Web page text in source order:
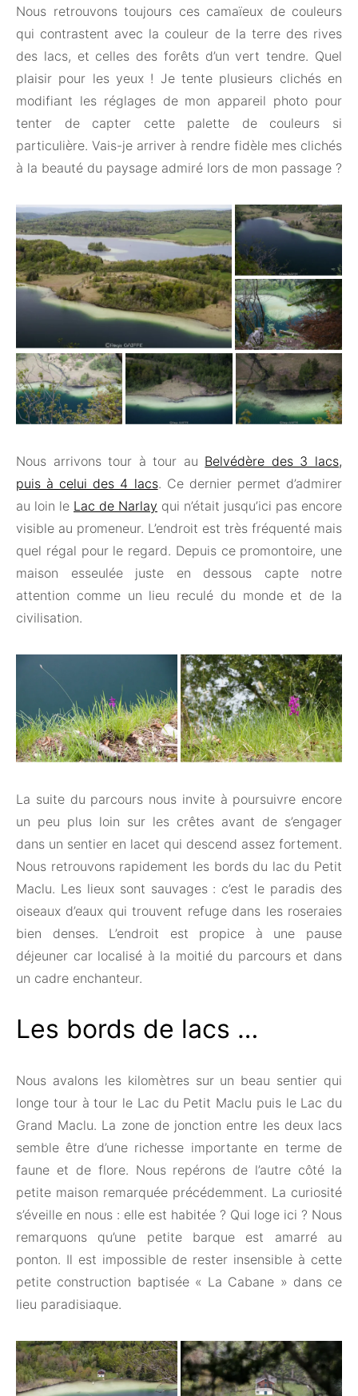
Nous retrouvons toujours ces camaïeux de couleurs
qui contrastent avec la couleur de la terre des rives
des lacs, et celles des forêts d’un vert tendre. Quel
plaisir pour les yeux ! Je tente plusieurs clichés en
modifiant les réglages de mon appareil photo pour
tenter de capter cette palette de couleurs si
particulière. Vais-je arriver à rendre fidèle mes clichés
à la beauté du paysage admiré lors de mon passage ?
Nous arrivons tour à tour au Belvédère des 3 lacs,
puis à celui des 4 lacs. Ce dernier permet d’admirer
au loin le Lac de Narlay qui n’était jusqu’ici pas encore
visible au promeneur. L’endroit est très fréquenté mais
quel régal pour le regard. Depuis ce promontoire, une
maison esseulée juste en dessous capte notre
attention comme un lieu reculé du monde et de la
civilisation.
La suite du parcours nous invite à poursuivre encore
un peu plus loin sur les crêtes avant de s’engager
dans un sentier en lacet qui descend assez fortement.
Nous retrouvons rapidement les bords du lac du Petit
Maclu. Les lieux sont sauvages : c’est le paradis des
oiseaux d’eaux qui trouvent refuge dans les roseraies
bien denses. L’endroit est propice à une pause
déjeuner car localisé à la moitié du parcours et dans
un cadre enchanteur.
Les bords de lacs …
Nous avalons les kilomètres sur un beau sentier qui
longe tour à tour le Lac du Petit Maclu puis le Lac du
Grand Maclu. La zone de jonction entre les deux lacs
semble être d’une richesse importante en terme de
faune et de flore. Nous repérons de l’autre côté la
petite maison remarquée précédemment. La curiosité
s’éveille en nous : elle est habitée ? Qui loge ici ? Nous
remarquons qu’une petite barque est amarré au
ponton. Il est impossible de rester insensible à cette
petite construction baptisée « La Cabane » dans ce
lieu paradisiaque.